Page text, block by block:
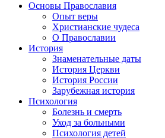
Основы Православия
Опыт веры
Христианские чудеса
О Православии
История
Знаменательные даты
История Церкви
История России
Зарубежная история
Психология
Болезнь и смерть
Уход за больными
Психология детей